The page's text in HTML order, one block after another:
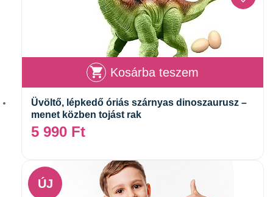
Kosárba teszem
Üvöltő, lépkedő óriás szárnyas dinoszaurusz –
menet közben tojást rak
5 990 Ft
ÚJ